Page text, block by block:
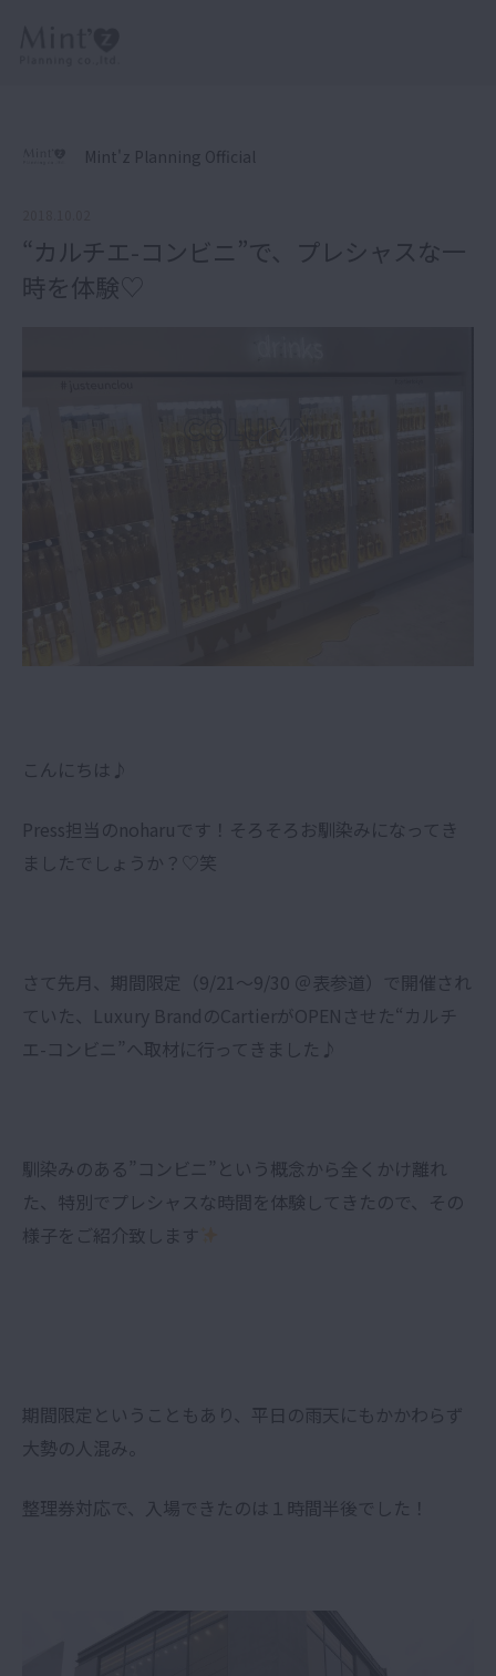
Mint'z Planning Official
“カルチエ-コンビニ”で、プレシャスな一
時を体験♡
こんにちは♪
Press担当のnoharuです！そろそろお馴染みになってき
ましたでしょうか？♡笑
さて先月、期間限定（9/21〜9/30 ＠表参道）で開催され
ていた、Luxury BrandのCartierがOPENさせた“カルチ
エ-コンビニ”へ取材に行ってきました♪
馴染みのある”コンビニ”という概念から全くかけ離れ
た、特別でプレシャスな時間を体験してきたので、その
様子をご紹介致します
期間限定ということもあり、平日の雨天にもかかわらず
大勢の人混み。
整理券対応で、入場できたのは１時間半後でした！